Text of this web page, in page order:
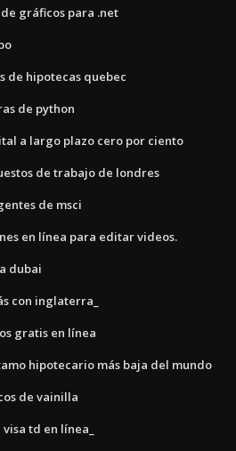
gráficos para .net
de hipotecas quebec
de python
a largo plazo cero por ciento
de trabajo de londres
de msci
en línea para editar videos.
dubai
con inglaterra_
gratis en línea
hipotecario más baja del mundo
de vainilla
td en línea_